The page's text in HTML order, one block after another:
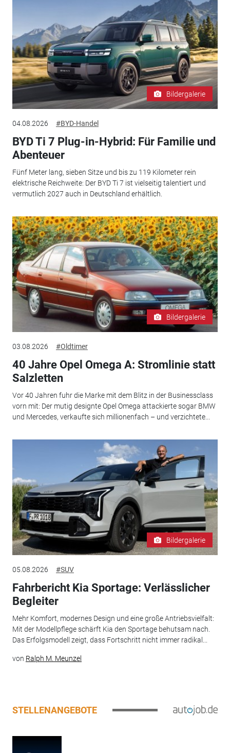
Bildergalerie
04.08.2026 #BYD-Handel
BYD Ti 7 Plug-in-Hybrid: Für Familie und
Abenteuer
Fünf Meter lang, sieben Sitze und bis zu 119 Kilometer rein
elektrische Reichweite: Der BYD Ti 7 ist vielseitig talentiert und
vermutlich 2027 auch in Deutschland erhältlich.
Bildergalerie
03.08.2026 #Oldtimer
40 Jahre Opel Omega A: Stromlinie statt
Salzletten
Vor 40 Jahren fuhr die Marke mit dem Blitz in der Businessclass
vorn mit: Der mutig designte Opel Omega attackierte sogar BMW
und Mercedes, verkaufte sich millionenfach – und verzichtete...
Bildergalerie
05.08.2026 #SUV
Fahrbericht Kia Sportage: Verlässlicher
Begleiter
Mehr Komfort, modernes Design und eine große Antriebsvielfalt:
Mit der Modellpflege schärft Kia den Sportage behutsam nach.
Das Erfolgsmodell zeigt, dass Fortschritt nicht immer radikal...
von Ralph M. Meunzel
STELLENANGEBOTE